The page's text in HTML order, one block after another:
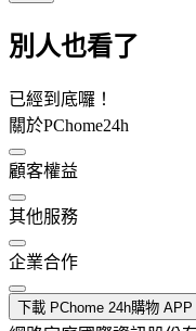
別人也看了
已經到底囉！
關於PChome24h
顧客權益
其他服務
企業合作
下載 PChome 24h購物 APP